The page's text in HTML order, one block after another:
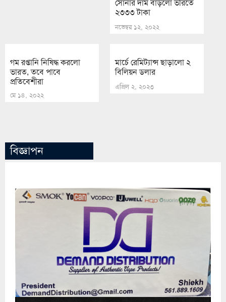
সোনার দাম বাড়লো ভরিতে
২৩৩৩ টাকা
নভেম্বর ১২, ২০২২
গম রপ্তানি নিষিদ্ধ করলো
ভারত, তবে পাবে
প্রতিবেশীরা
মে ১৪, ২০২২
মার্চে রেমিট্যান্স ছাড়ালো ২
বিলিয়ন ডলার
এপ্রিল ২, ২০২৩
বিজ্ঞাপন